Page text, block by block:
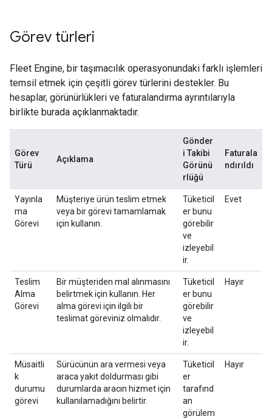
Görev türleri
Fleet Engine, bir taşımacılık operasyonundaki farklı işlemleri
temsil etmek için çeşitli görev türlerini destekler. Bu
hesaplar, görünürlükleri ve faturalandırma ayrıntılarıyla
birlikte burada açıklanmaktadır.
Görev
Türü
Açıklama
Gönder
i Takibi
Görünü
rlüğü
Faturala
ndırıldı
Yayınla
ma
Görevi
Müşteriye ürün teslim etmek
veya bir görevi tamamlamak
için kullanın.
Tüketicil
er bunu
görebilir
ve
izleyebil
ir.
Evet
Teslim
Alma
Görevi
Bir müşteriden mal alınmasını
belirtmek için kullanın. Her
alma görevi için ilgili bir
teslimat göreviniz olmalıdır.
Tüketicil
er bunu
görebilir
ve
izleyebil
ir.
Hayır
Müsaitli
k
durumu
görevi
Sürücünün ara vermesi veya
araca yakıt doldurması gibi
durumlarda aracın hizmet için
kullanılamadığını belirtir.
Tüketicil
er
tarafınd
an
görülem
Hayır